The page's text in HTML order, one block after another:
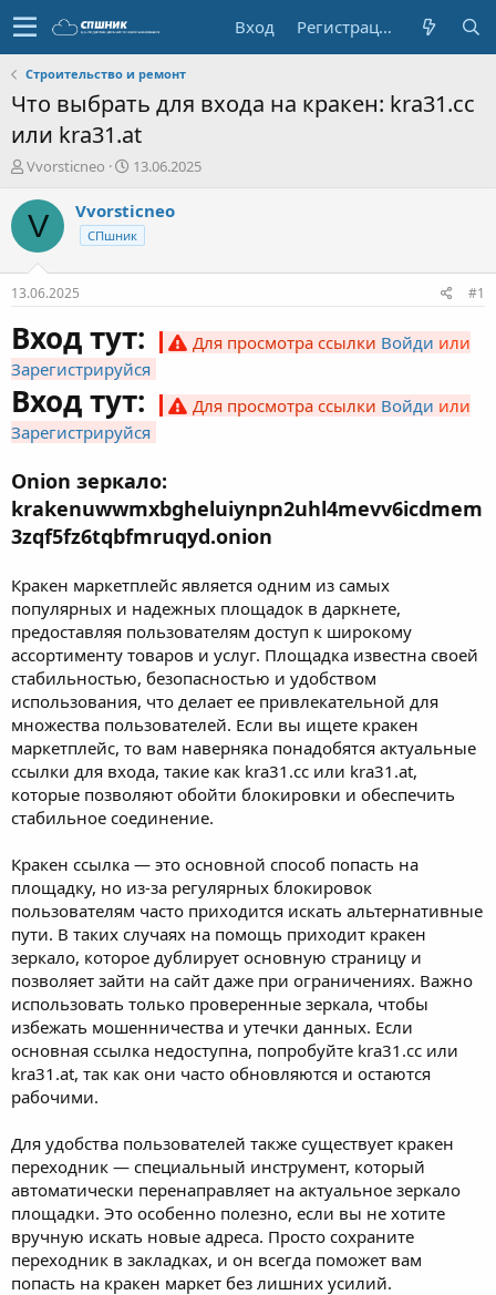
Вход Регистрация
Строительство и ремонт
Что выбрать для входа на кракен: kra31.cc
или kra31.at
А
т
о
р
е
м
ы
Vvorsticneo
Д
т
а
н
а
13.06.2025
V Vvorsticneo
СПшник
13.06.2025 #1
Вход тут: Для просмотра ссылки Войди или
Зарегистрируйся
Вход тут: Для просмотра ссылки Войди или
Зарегистрируйся
Onion зеркало:
krakenuwwmxbgheluiynpn2uhl4mevv6icdmem
3zqf5fz6tqbfmruqyd.onion
Кракен маркетплейс является одним из самых
популярных и надежных площадок в даркнете,
предоставляя пользователям доступ к широкому
ассортименту товаров и услуг. Площадка известна своей
стабильностью, безопасностью и удобством
использования, что делает ее привлекательной для
множества пользователей. Если вы ищете кракен
маркетплейс, то вам наверняка понадобятся актуальные
ссылки для входа, такие как kra31.cc или kra31.at,
которые позволяют обойти блокировки и обеспечить
стабильное соединение.
Кракен ссылка — это основной способ попасть на
площадку, но из-за регулярных блокировок
пользователям часто приходится искать альтернативные
пути. В таких случаях на помощь приходит кракен
зеркало, которое дублирует основную страницу и
позволяет зайти на сайт даже при ограничениях. Важно
использовать только проверенные зеркала, чтобы
избежать мошенничества и утечки данных. Если
основная ссылка недоступна, попробуйте kra31.cc или
kra31.at, так как они часто обновляются и остаются
рабочими.
Для удобства пользователей также существует кракен
переходник — специальный инструмент, который
автоматически перенаправляет на актуальное зеркало
площадки. Это особенно полезно, если вы не хотите
вручную искать новые адреса. Просто сохраните
переходник в закладках, и он всегда поможет вам
попасть на кракен маркет без лишних усилий.